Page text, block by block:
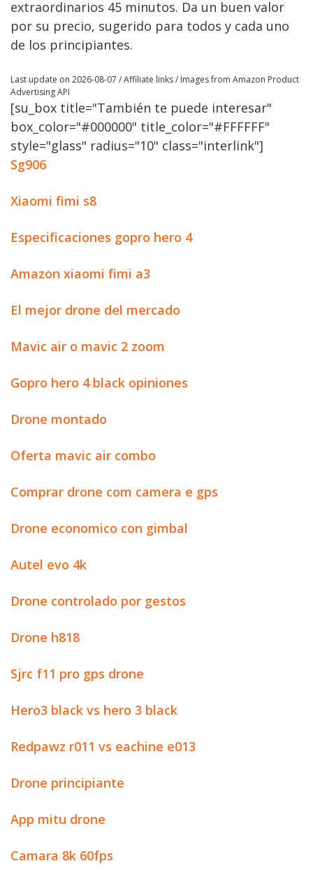
extraordinarios 45 minutos. Da un buen valor
por su precio, sugerido para todos y cada uno
de los principiantes.
Last update on 2026-08-07 / Affiliate links / Images from Amazon Product
Advertising API
[su_box title="También te puede interesar"
box_color="#000000" title_color="#FFFFFF"
style="glass" radius="10" class="interlink"]
Sg906
Xiaomi fimi s8
Especificaciones gopro hero 4
Amazon xiaomi fimi a3
El mejor drone del mercado
Mavic air o mavic 2 zoom
Gopro hero 4 black opiniones
Drone montado
Oferta mavic air combo
Comprar drone com camera e gps
Drone economico con gimbal
Autel evo 4k
Drone controlado por gestos
Drone h818
Sjrc f11 pro gps drone
Hero3 black vs hero 3 black
Redpawz r011 vs eachine e013
Drone principiante
App mitu drone
Camara 8k 60fps